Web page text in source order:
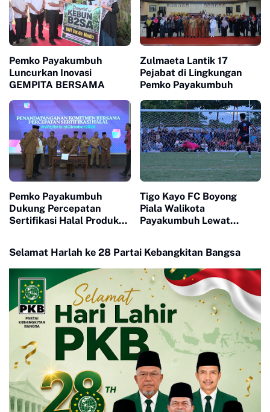
Pemko Payakumbuh
Luncurkan Inovasi
GEMPITA BERSAMA
Zulmaeta Lantik 17
Pejabat di Lingkungan
Pemko Payakumbuh
Pemko Payakumbuh
Dukung Percepatan
Sertifikasi Halal Produk
Tigo Kayo FC Boyong
Piala Walikota
Payakumbuh Lewat
Selamat Harlah ke 28 Partai Kebangkitan Bangsa